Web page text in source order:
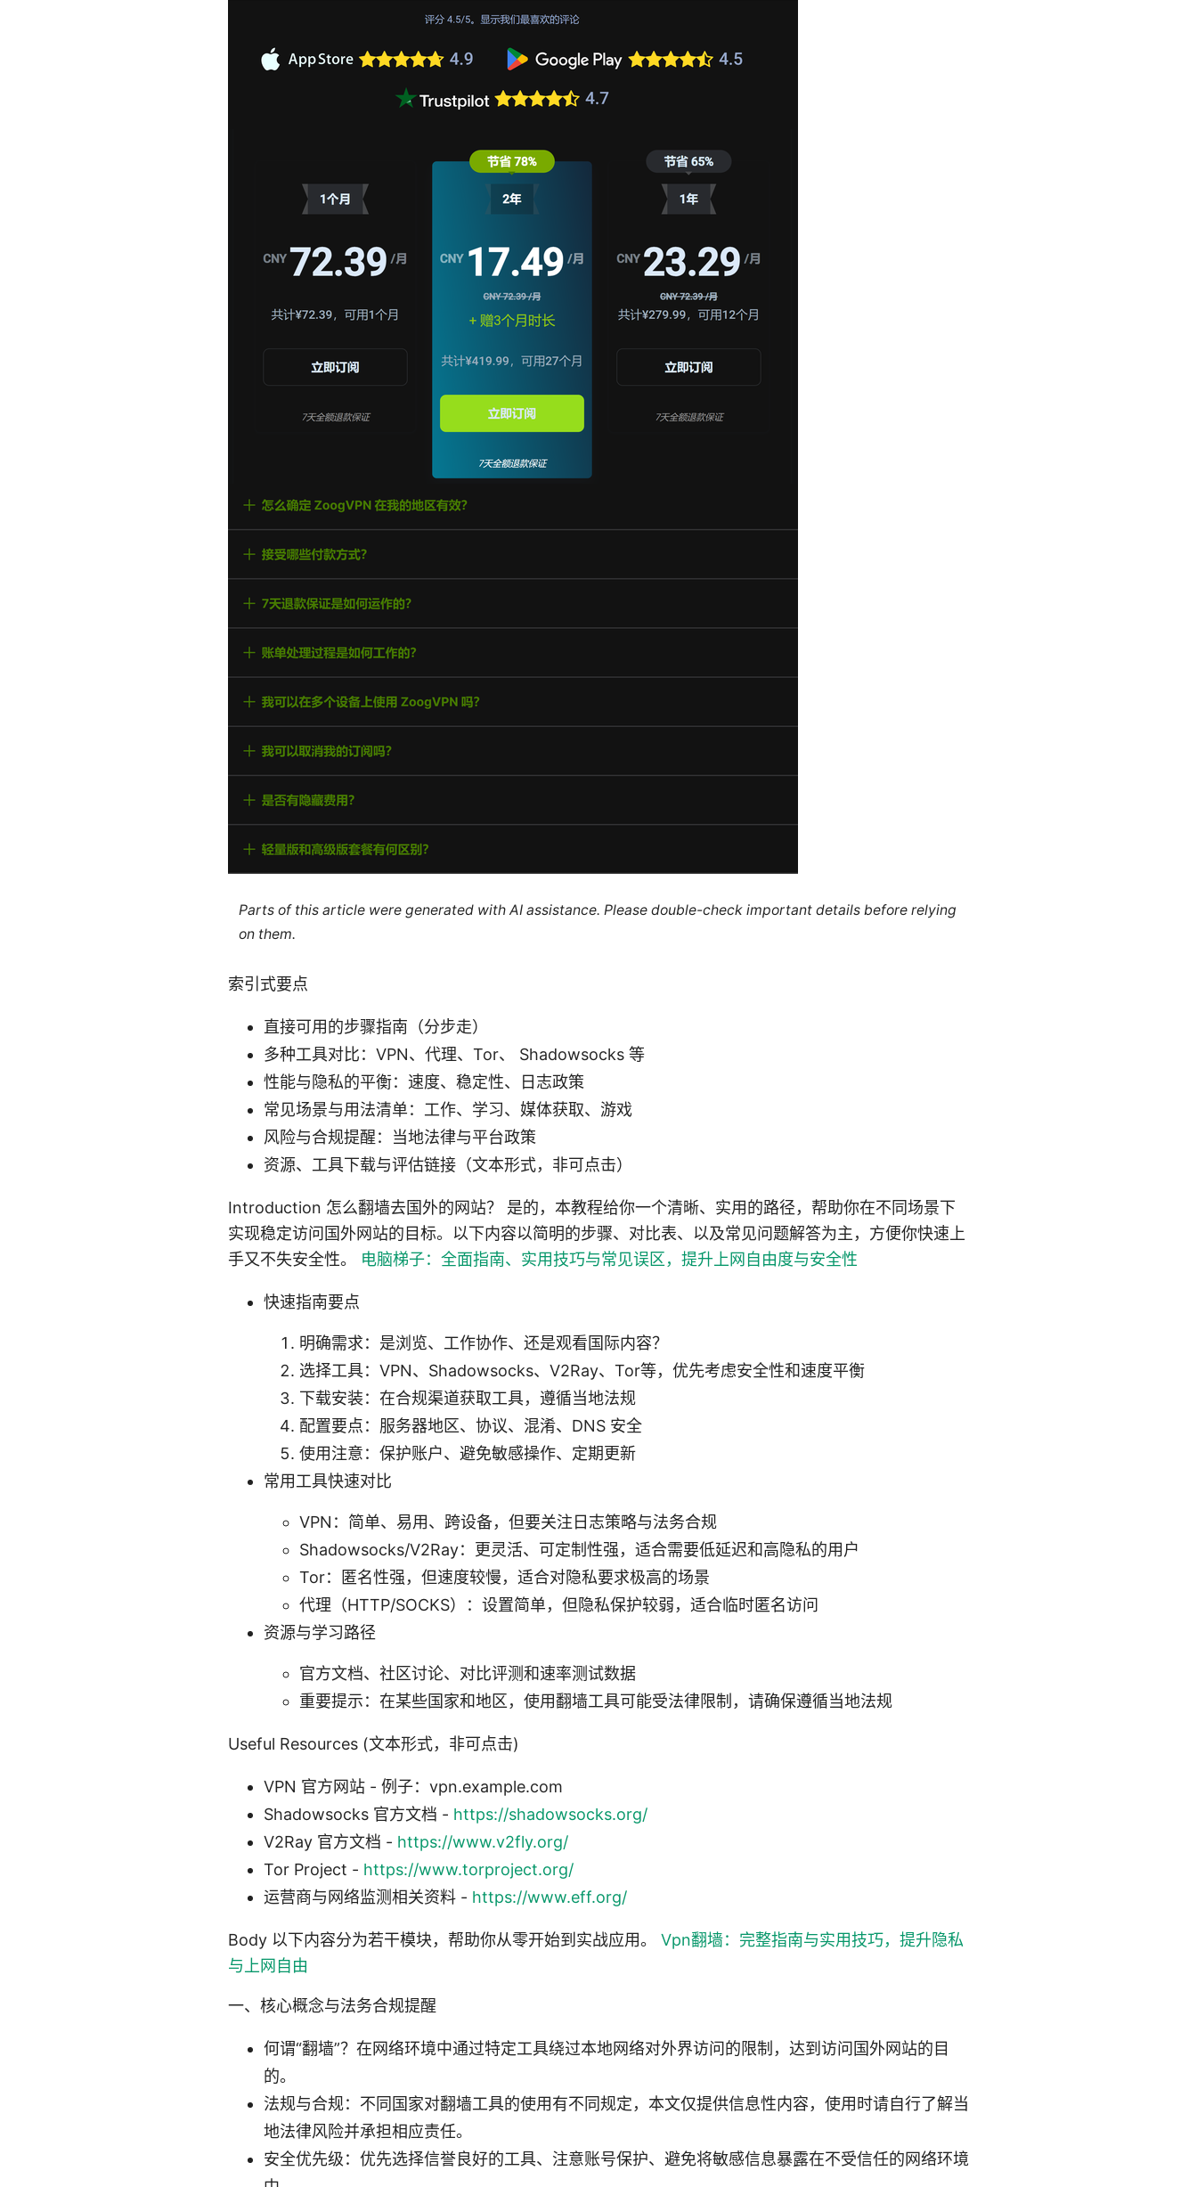
Parts of this article were generated with AI assistance. Please double-check important details before relying
on them.
索引式要点
直接可用的步骤指南（分步走）
多种工具对比：VPN、代理、Tor、 Shadowsocks 等
性能与隐私的平衡：速度、稳定性、日志政策
常见场景与用法清单：工作、学习、媒体获取、游戏
风险与合规提醒：当地法律与平台政策
资源、工具下载与评估链接（文本形式，非可点击）
Introduction 怎么翻墙去国外的网站？ 是的，本教程给你一个清晰、实用的路径，帮助你在不同场景下
实现稳定访问国外网站的目标。以下内容以简明的步骤、对比表、以及常见问题解答为主，方便你快速上
手又不失安全性。 电脑梯子：全面指南、实用技巧与常见误区，提升上网自由度与安全性
快速指南要点
明确需求：是浏览、工作协作、还是观看国际内容？
选择工具：VPN、Shadowsocks、V2Ray、Tor等，优先考虑安全性和速度平衡
下载安装：在合规渠道获取工具，遵循当地法规
配置要点：服务器地区、协议、混淆、DNS 安全
使用注意：保护账户、避免敏感操作、定期更新
常用工具快速对比
VPN：简单、易用、跨设备，但要关注日志策略与法务合规
Shadowsocks/V2Ray：更灵活、可定制性强，适合需要低延迟和高隐私的用户
Tor：匿名性强，但速度较慢，适合对隐私要求极高的场景
代理（HTTP/SOCKS）：设置简单，但隐私保护较弱，适合临时匿名访问
资源与学习路径
官方文档、社区讨论、对比评测和速率测试数据
重要提示：在某些国家和地区，使用翻墙工具可能受法律限制，请确保遵循当地法规
Useful Resources (文本形式，非可点击)
VPN 官方网站 - 例子：vpn.example.com
Shadowsocks 官方文档 - https://shadowsocks.org/
V2Ray 官方文档 - https://www.v2fly.org/
Tor Project - https://www.torproject.org/
运营商与网络监测相关资料 - https://www.eff.org/
Body 以下内容分为若干模块，帮助你从零开始到实战应用。 Vpn翻墙：完整指南与实用技巧，提升隐私
与上网自由
一、核心概念与法务合规提醒
何谓“翻墙”？在网络环境中通过特定工具绕过本地网络对外界访问的限制，达到访问国外网站的目
的。
法规与合规：不同国家对翻墙工具的使用有不同规定，本文仅提供信息性内容，使用时请自行了解当
地法律风险并承担相应责任。
安全优先级：优先选择信誉良好的工具、注意账号保护、避免将敏感信息暴露在不受信任的网络环境